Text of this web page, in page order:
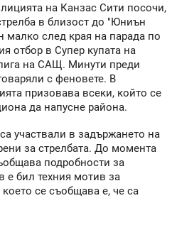
на Канзас Сити посочи,
в близост до "Юниън
след края на парада по
отбор в Супер купата на
на САЩ. Минути преди
с феновете. В
призовава всеки, който се
да напусне района.
участвали в задържането на
за стрелбата. До момента
подробности за
е бил техния мотив за
се съобщава е, че са